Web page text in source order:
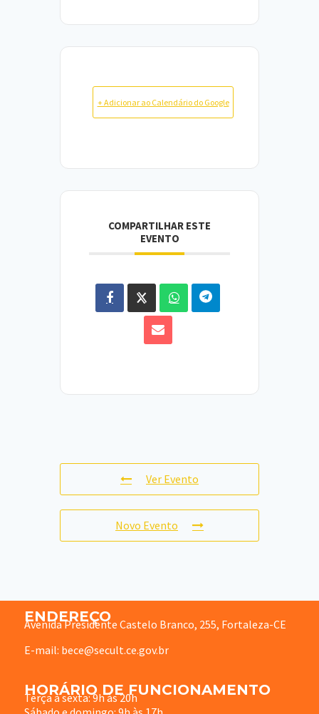
+ Adicionar ao Calendário do Google
COMPARTILHAR ESTE
EVENTO
Ver Evento
Novo Evento
ENDEREÇO
Avenida Presidente Castelo Branco, 255, Fortaleza-CE
E-mail: bece@secult.ce.gov.br
HORÁRIO DE FUNCIONAMENTO
Terça à sexta: 9h às 20h